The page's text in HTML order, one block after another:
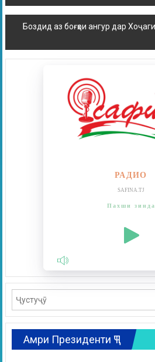
Боздид аз боғҳои ангур дар
РАДИО
SAFINA.TJ
Пахши зинда
Амри Президенти ҶТ